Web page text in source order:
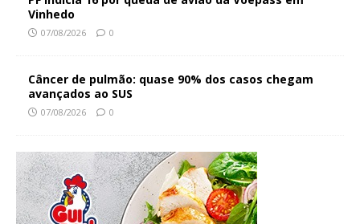
Vinhedo
07/08/2026 0
Câncer de pulmão: quase 90% dos casos chegam
avançados ao SUS
07/08/2026 0